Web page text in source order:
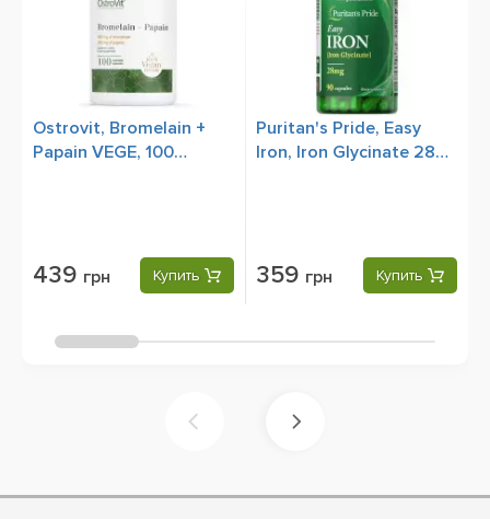
Ostrovit, Bromelain +
Papain VEGE, 100
439 грн Купить
Puritan's Pride, Easy
Iron, Iron Glycinate 28
359 грн Купить